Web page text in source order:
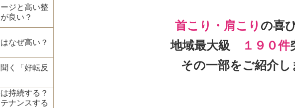
ジと高い整
良い？
なぜ高い？
く「好転反
持続する？
ナンスする
首こり・肩こり の喜
地域最大級
１９０件
その一部をご紹介し